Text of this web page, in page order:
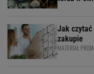
Jak czytać
zakupie
MATERIAŁ